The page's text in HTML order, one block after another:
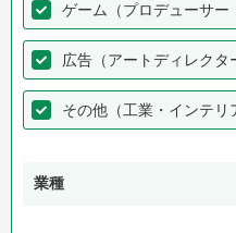
ゲーム（プロデューサー
広告（アートディレクタ
その他（工業・インテリ
業種